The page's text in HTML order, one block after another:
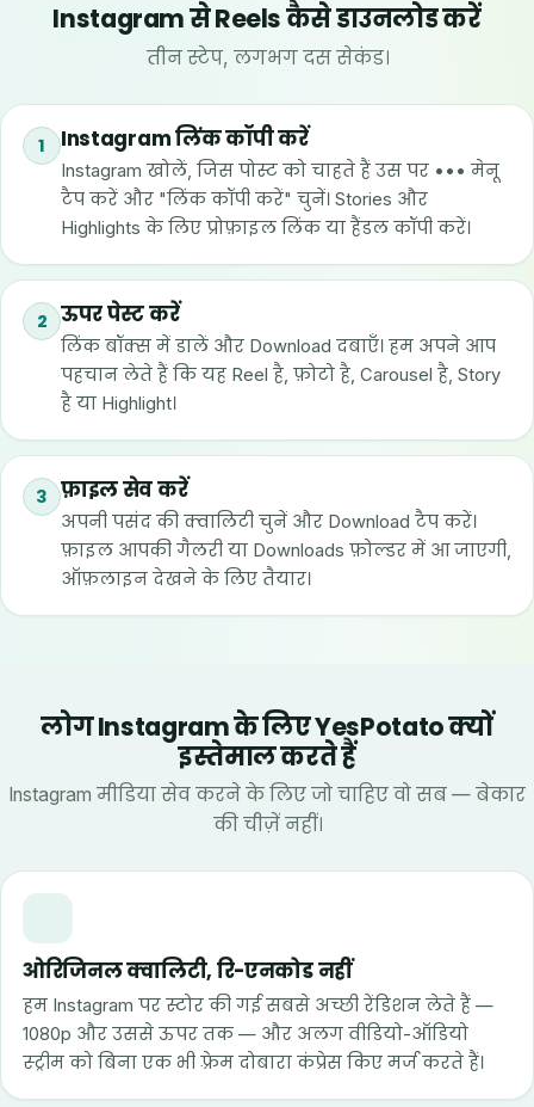
Instagram से Reels कैसे डाउनलोड करें
तीन स्टेप, लगभग दस सेकंड।
1 Instagram लिंक कॉपी करें
Instagram खोलें, जिस पोस्ट को चाहते हैं उस पर ••• मेनू
टैप करें और "लिंक कॉपी करें" चुनें। Stories और
Highlights के लिए प्रोफ़ाइल लिंक या हैंडल कॉपी करें।
2 ऊपर पेस्ट करें
लिंक बॉक्स में डालें और Download दबाएँ। हम अपने आप
पहचान लेते हैं कि यह Reel है, फ़ोटो है, Carousel है, Story
है या Highlight।
3 फ़ाइल सेव करें
अपनी पसंद की क्वालिटी चुनें और Download टैप करें।
फ़ाइल आपकी गैलरी या Downloads फ़ोल्डर में आ जाएगी,
ऑफ़लाइन देखने के लिए तैयार।
लोग Instagram के लिए YesPotato क्यों
इस्तेमाल करते हैं
Instagram मीडिया सेव करने के लिए जो चाहिए वो सब — बेकार
की चीज़ें नहीं।
ओरिजिनल क्वालिटी, रि-एनकोड नहीं
हम Instagram पर स्टोर की गई सबसे अच्छी रेंडिशन लेते हैं —
1080p और उससे ऊपर तक — और अलग वीडियो-ऑडियो
स्ट्रीम को बिना एक भी फ़्रेम दोबारा कंप्रेस किए मर्ज करते हैं।